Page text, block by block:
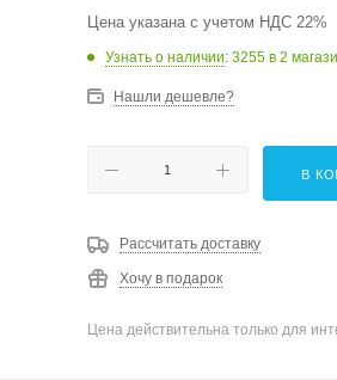
Цена указана с учетом НДС 22%
Узнать о наличии: 3255 в 2
Нашли дешевле?
В
Рассчитать доставку
Хочу в подарок
Цена действительна только для